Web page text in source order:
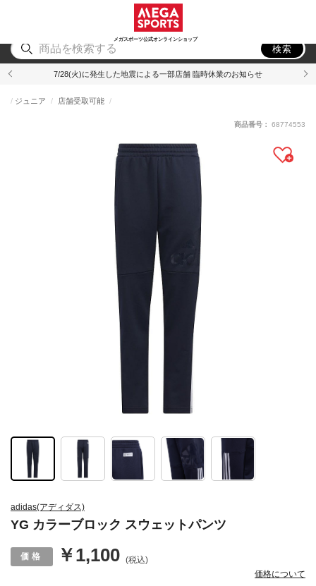
メガスポーツ公式オンラインショップ
アウトドア
検索
7/28(火)に発生した地震による一部店舗 臨時休業のお知らせ
adidas(アディダス)
YG カラーブロック スウェットパンツ
ジュニア 店舗受取可能
￥1,100 (税込)
価格について
商品番号： 68774553